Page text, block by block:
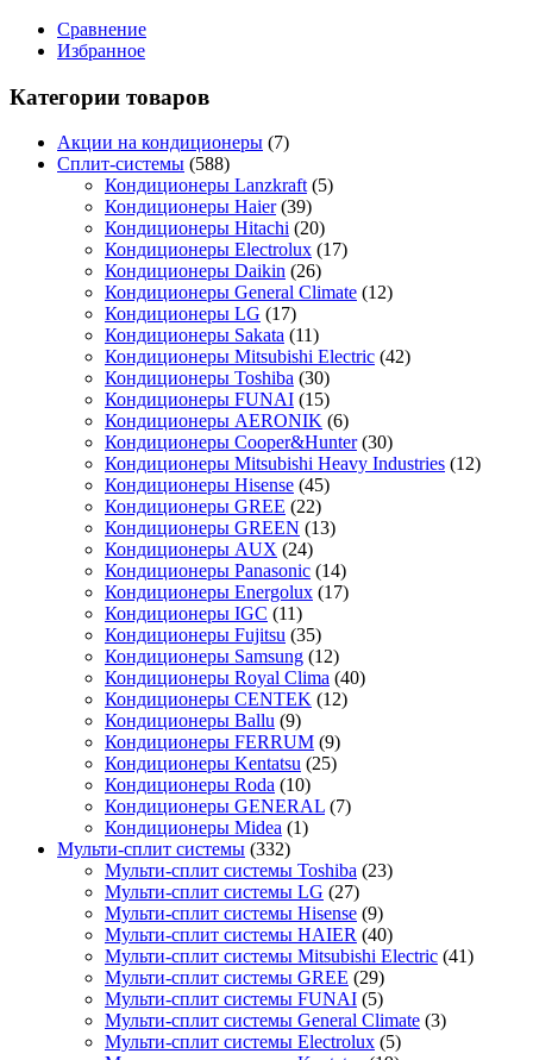
Сравнение
Избранное
Категории товаров
Акции на кондиционеры (7)
Сплит-системы (588)
Кондиционеры Lanzkraft (5)
Кондиционеры Haier (39)
Кондиционеры Hitachi (20)
Кондиционеры Electrolux (17)
Кондиционеры Daikin (26)
Кондиционеры General Climate (12)
Кондиционеры LG (17)
Кондиционеры Sakata (11)
Кондиционеры Mitsubishi Electric (42)
Кондиционеры Toshiba (30)
Кондиционеры FUNAI (15)
Кондиционеры AERONIK (6)
Кондиционеры Cooper&Hunter (30)
Кондиционеры Mitsubishi Heavy Industries (12)
Кондиционеры Hisense (45)
Кондиционеры GREE (22)
Кондиционеры GREEN (13)
Кондиционеры AUX (24)
Кондиционеры Panasonic (14)
Кондиционеры Energolux (17)
Кондиционеры IGC (11)
Кондиционеры Fujitsu (35)
Кондиционеры Samsung (12)
Кондиционеры Royal Clima (40)
Кондиционеры CENTEK (12)
Кондиционеры Ballu (9)
Кондиционеры FERRUM (9)
Кондиционеры Kentatsu (25)
Кондиционеры Roda (10)
Кондиционеры GENERAL (7)
Кондиционеры Midea (1)
Мульти-сплит системы (332)
Мульти-сплит системы Toshiba (23)
Мульти-сплит системы LG (27)
Мульти-сплит системы Hisense (9)
Мульти-сплит системы HAIER (40)
Мульти-сплит системы Mitsubishi Electric (41)
Мульти-сплит системы GREE (29)
Мульти-сплит системы FUNAI (5)
Мульти-сплит системы General Climate (3)
Мульти-сплит системы Electrolux (5)